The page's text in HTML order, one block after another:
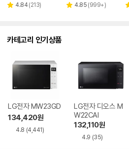
페이
별 4.84 리
(213)
페이
별 4.85 리
(999+)
카테고리 인기상품
LG전자 MW23GD
134,420원
4.8 (4,441)
LG전자 디오스 M
W22CAI
132,110원
4.9 (35)